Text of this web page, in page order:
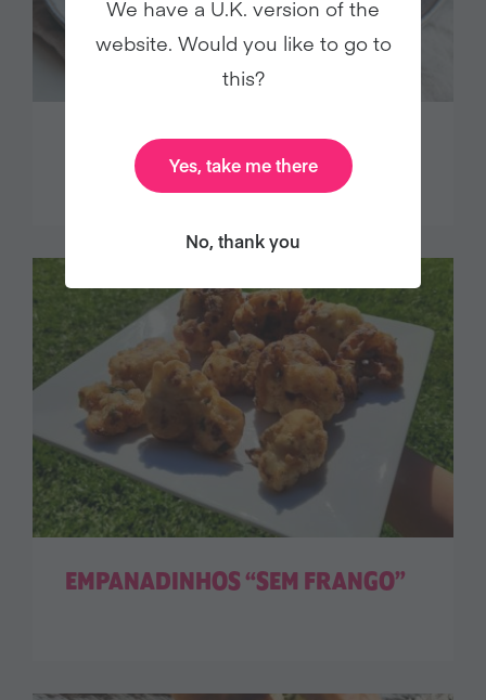
COGUMELO AO MOLHO INDIANO
EMPANADINHOS “SEM FRANGO”
We have a U.K. version of the
website. Would you like to go to
this?
Yes, take me there
No, thank you